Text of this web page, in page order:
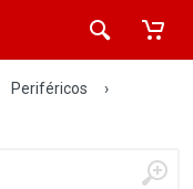
Periféricos
›